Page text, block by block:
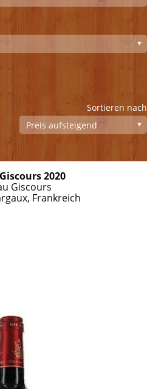
Sortieren nach
2020
Giscours
Frankreich